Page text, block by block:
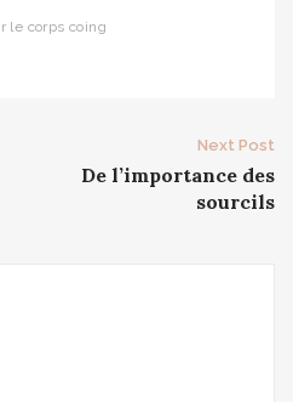
le corps coing
Next Post
De l’importance des
sourcils